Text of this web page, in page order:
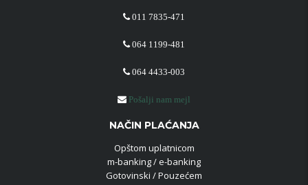
011 7835-471
064 1199-481
064 4433-003
Pošalji nam mejl
NAČIN PLAĆANJA
Opštom uplatnicom
m-banking / e-banking
Gotovinski / Pouzećem